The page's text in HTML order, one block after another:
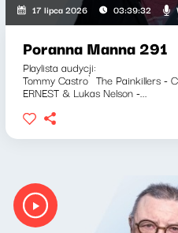
17 lipca 2026 03:39:32
Poranna Manna 291
Playlista audycji:
Tommy Castro`The Painkillers -
ERNEST & Lukas Nelson -...